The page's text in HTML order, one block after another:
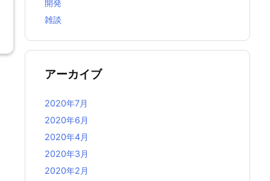
開発
雑談
アーカイブ
2020年7月
2020年6月
2020年4月
2020年3月
2020年2月